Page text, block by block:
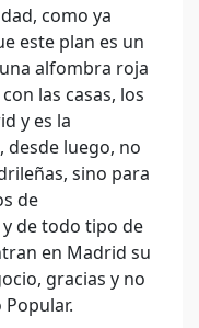
como ya
este plan es un
alfombra roja
las casas, los
y es la
desde luego, no
sino para
de
de todo tipo de
en Madrid su
gracias y no